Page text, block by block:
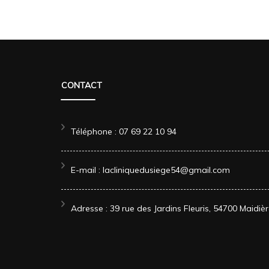
CONTACT
Téléphone : 07 69 22 10 94
E-mail : lacliniquedusiege54@gmail.com
Adresse : 39 rue des Jardins Fleuris, 54700